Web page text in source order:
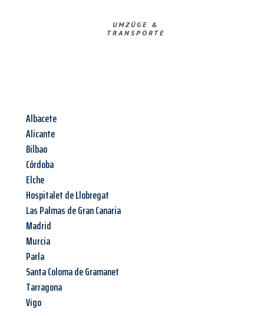
UMZÜGE &
TRANSPORTE
Albacete
Alicante
Bilbao
Córdoba
Elche
Hospitalet de Llobregat
Las Palmas de Gran Canaria
Madrid
Murcia
Parla
Santa Coloma de Gramanet
Tarragona
Vigo